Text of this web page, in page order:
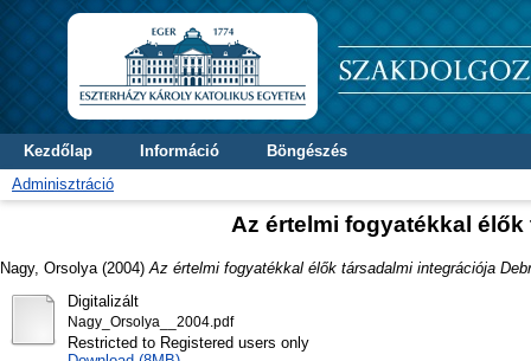
Kezdőlap Információ
Böngészés
Adminisztráció
Az értelmi fogyatékkal
Nagy, Orsolya (2004) Az értelmi fogyatékkal élők társadalmi integrációja
Digitalizált
Nagy_Orsolya__2004.pdf
Restricted to Registered users only